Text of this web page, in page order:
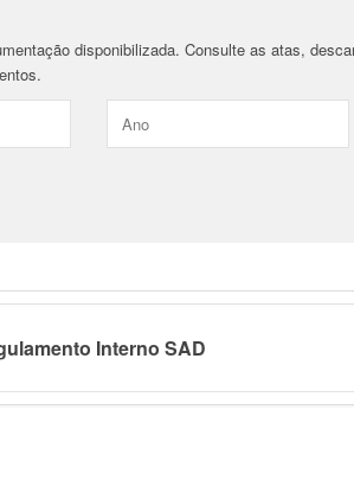
disponibilizada. Consulte as atas,
Interno SAD